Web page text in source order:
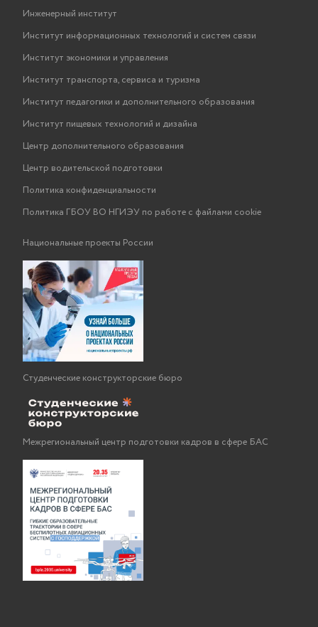
Инженерный институт
Институт информационных технологий и систем связи
Институт экономики и управления
Институт транспорта, сервиса и туризма
Институт педагогики и дополнительного образования
Институт пищевых технологий и дизайна
Центр дополнительного образования
Центр водительской подготовки
Политика конфиденциальности
Политика ГБОУ ВО НГИЭУ по работе с файлами cookie
Национальные проекты России
Студенческие конструкторские бюро
Межрегиональный центр подготовки кадров в сфере БАС